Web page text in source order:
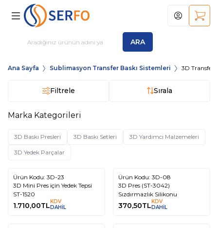
ARA
Hesabım
Ana Sayfa Sublimasyon Transfer Baskı Sistemleri 3D Transfer
Filtrele Sırala
Marka Kategorileri
3D Baskı Presleri 3D Baskı Setleri 3D Yardımcı Malzemeleri
3D Yedek Parçalar
Ürün Kodu: 3D-23
3D Mini Pres için Yedek Tepsi
ST-1520
1.710,00TLKDV
DAHİL
Ürün Kodu: 3D-08
3D Pres (ST-3042)
Sızdırmazlık Silikonu
370,50TLKDV
DAHİL